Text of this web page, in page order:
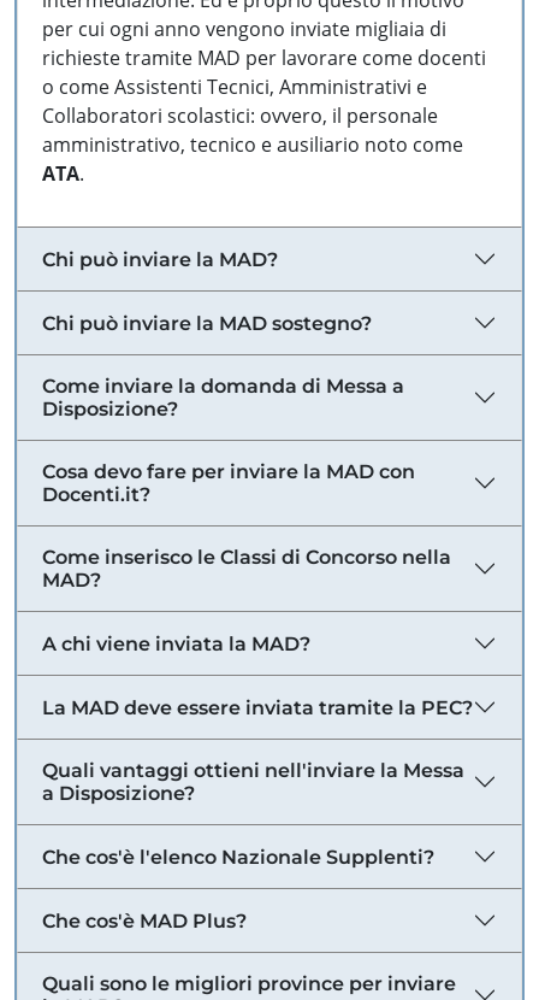
per cui ogni anno vengono inviate migliaia di
richieste tramite MAD per lavorare come docenti
o come Assistenti Tecnici, Amministrativi e
Collaboratori scolastici: ovvero, il personale
amministrativo, tecnico e ausiliario noto come
ATA.
Chi può inviare la MAD?
Chi può inviare la MAD sostegno?
Come inviare la domanda di Messa a
Disposizione?
Cosa devo fare per inviare la MAD con
Docenti.it?
Come inserisco le Classi di Concorso nella
MAD?
A chi viene inviata la MAD?
La MAD deve essere inviata tramite la PEC?
Quali vantaggi ottieni nell'inviare la Messa
a Disposizione?
Che cos'è l'elenco Nazionale Supplenti?
Che cos'è MAD Plus?
Quali sono le migliori province per inviare